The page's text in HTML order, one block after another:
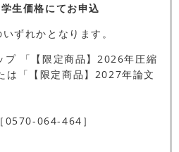
生価格にてお申込
ずれかとなります。
プ 「【限定商品】2026年圧縮
は「【限定商品】2027年論文
0570-064-464］